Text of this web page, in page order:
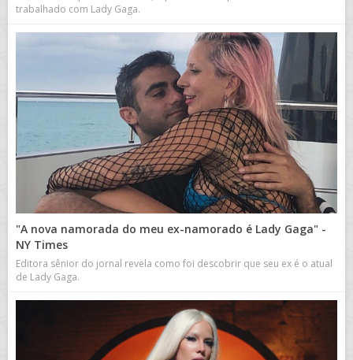
trabalhado com Lady Gaga.
"A nova namorada do meu ex-namorado é Lady Gaga" -
NY Times
Editora sênior do jornal revela como foi descobrir que seu ex é o atual
de Lady Gaga.